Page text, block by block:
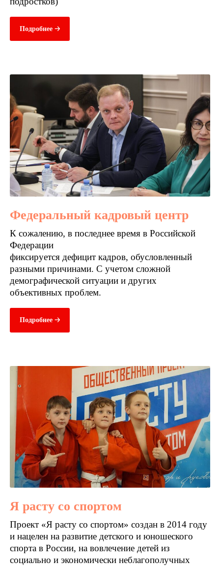
Подробнее 🡢
Федеральный кадровый центр
К сожалению, в последнее время в Российской
Федерации
фиксируется дефицит кадров, обусловленный
разными причинами. С учетом сложной
демографической ситуации и других
объективных проблем.
Подробнее 🡢
Я расту со спортом
Проект «Я расту со спортом» создан в 2014 году
и нацелен на развитие детского и юношеского
спорта в России, на вовлечение детей из
социально и экономически неблагополучных